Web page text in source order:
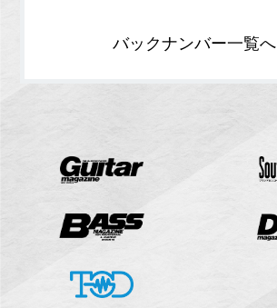
バックナンバー一覧へ